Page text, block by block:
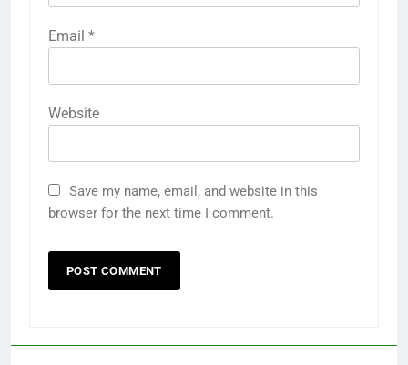
Email *
Website
Save my name, email, and website in this
browser for the next time I comment.